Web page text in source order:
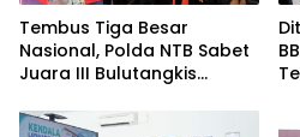
Tembus Tiga Besar
Nasional, Polda NTB Sabet
Juara III Bulutangkis